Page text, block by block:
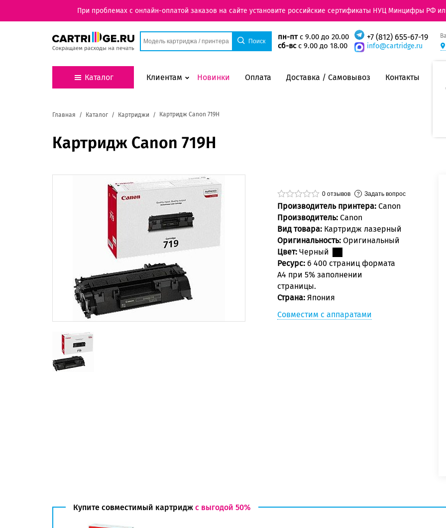
При проблемах с онлайн-оплатой заказов на сайте установите российские сертификаты НУЦ Минцифры РФ
пн-птс 9.00 до 20.00
сб-всс 9.00 до 18.00
+7 (812) 655-67-19
info@cartridge.ru
Каталог Клиентам Новинки Оплата Доставка / Самовывоз Контакты
Главная Каталог Картриджи Картридж Canon 719H
Картридж Canon 719H
0 отзывов Задать вопрос
Производитель принтера: Canon
Производитель: Canon
Вид товара: Картридж лазерный
Оригинальность: Оригинальный
Цвет: Черный
Ресурс: 6 400 страниц формата
А4 при 5% заполнении
страницы.
Страна: Япония
Совместим с аппаратами
Купите совместимый картридж с выгодой 50%